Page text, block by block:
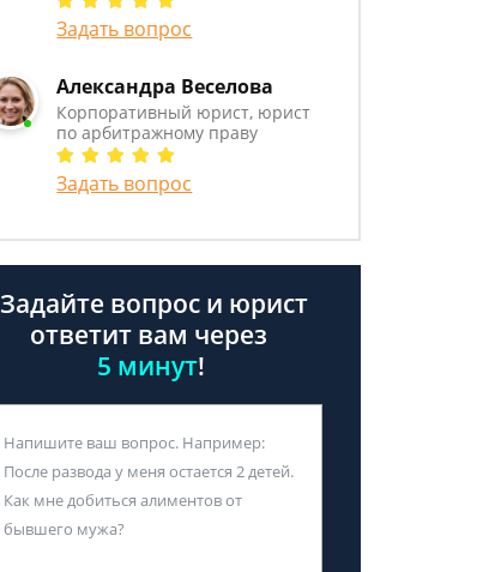
Задать вопрос
Александра Веселова
Корпоративный юрист, юрист
по арбитражному праву
Задать вопрос
Задайте вопрос и юрист
ответит вам через
5 минут!